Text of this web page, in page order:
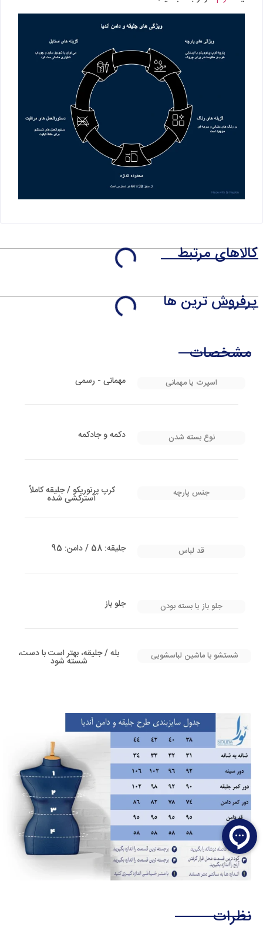
کالاهای مرتبط
پرفروش ترین ها
مشخصات
اسپرت یا مهمانی مهمانی - رسمی
نوع بسته شدن دکمه و جادکمه
جنس پارچه کرپ پرتوریکو / جلیقه کاملاً
آسترکشی شده
قد لباس جلیقه: 58 / دامن: 95
جلو باز یا بسته بودن جلو باز
شستشو با ماشین لباسشویی بله / جلیقه، بهتر است با دست،
شسته شود
نظرات